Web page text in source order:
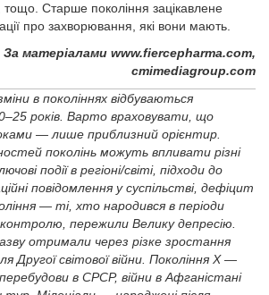
тощо. Старше покоління зацікавлене
про захворювання, які вони мають.
За матеріалами www.fiercepharma.com,
cmimediagroup.com
в поколіннях відбуваються
років. Варто враховувати, що
— лише приблизний орієнтир.
поколінь можуть впливати різні
події в регіоні/світі, підходи до
повідомлення у суспільстві, дефіцит
— ті, хто народився в періоди
пережили Велику депресію.
отримали через різке зростання
Другої світової війни. Покоління X —
в СРСР, війни в Афганістані